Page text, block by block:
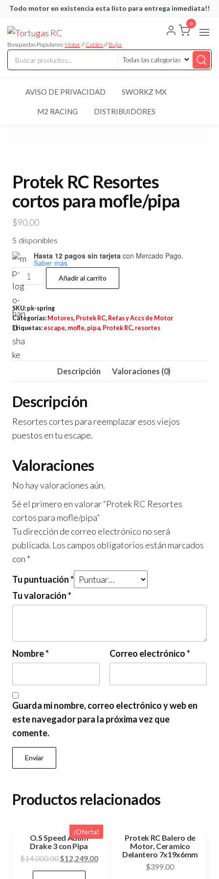
Saltar
contenido
Todo motor en existencia esta listo para entrega inmediata!!
RC
articulos
de RC
Busquedas Populares: Motor//Cables//Bujia
0
AVISO DE PRIVACIDAD SWORKZ MX
M2 RACING DISTRIBUIDORES
Protek RC Resortes
cortos para mofle/pipa
$90.00
5 disponibles
Hasta 12 pagos sin tarjeta con Mercado Pago.
Saber más
Protek
RC
Resortes
cortos
para
mofle/pipa
cantidad
Añadir al carrito
SKU: pk-spring
Categorías: Motores, Protek RC, Refas y Accs de Motor
Etiquetas: escape, mofle, pipa, Protek RC, resortes
Descripción Valoraciones (0)
Descripción
Resortes cortes para reemplazar esos viejos
puestos en tu escape.
Valoraciones
No hay valoraciones aún.
Sé el primero en valorar “Protek RC Resortes
cortos para mofle/pipa”
Tu dirección de correo electrónico no será
publicada. Los campos obligatorios están marcados
con *
Tu puntuación*
Tu valoración*
Nombre* Correo electrónico*
Guarda mi nombre, correo electrónico y web en
este navegador para la próxima vez que
comente.
Productos relacionados
¡Oferta!
O.S Speed Adam
Drake 3 con Pipa
$14,000.00El
precio
$12,249.00El
Protek RC Balero de
Motor, Ceramico
Delantero 7x19x6mm
$399.00